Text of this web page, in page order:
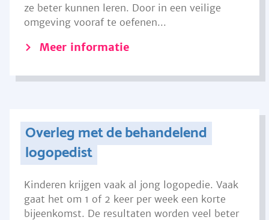
ze beter kunnen leren. Door in een veilige
omgeving vooraf te oefenen...
Meer informatie
Overleg met de behandelend
logopedist
Kinderen krijgen vaak al jong logopedie. Vaak
gaat het om 1 of 2 keer per week een korte
bijeenkomst. De resultaten worden veel beter